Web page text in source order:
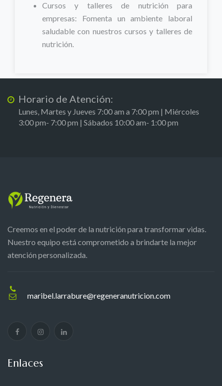
Cursos y talleres de nutrición para
empresas: Fomenta un ambiente laboral
saludable con nuestros cursos y talleres de
nutrición.
Horario de Atención:
Lunes, Martes y Jueves 7:00 am a 7:00 pm | Miércoles
3:00 pm- 7:00 pm | Sábados 10:00 am- 1:00 pm
Creemos en el poder de la nutrición para transformar vidas.
Nuestro equipo está comprometido a brindarte la mejor
atención personalizada.
maribel.larrabure@regeneranutricion.com
Enlaces